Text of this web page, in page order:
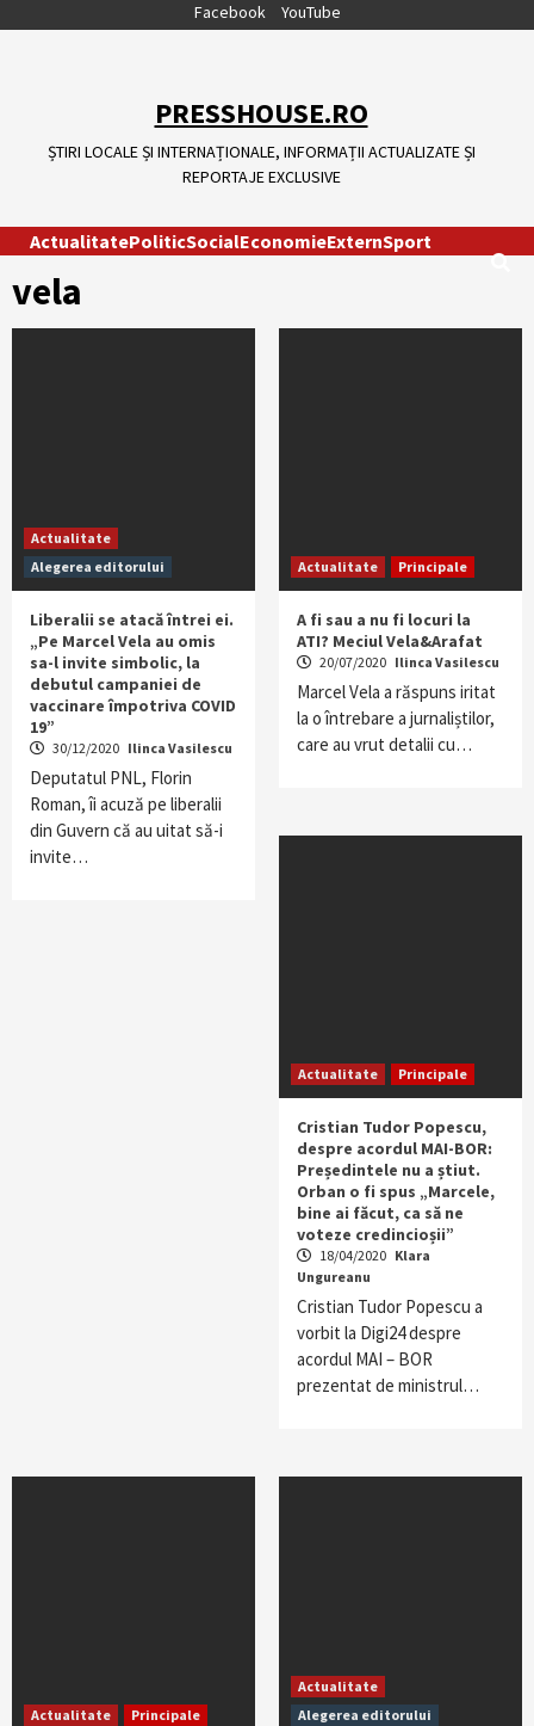
Facebook YouTube
PRESSHOUSE.RO
ȘTIRI LOCALE ȘI INTERNAȚIONALE, INFORMAȚII ACTUALIZATE ȘI
REPORTAJE EXCLUSIVE
ActualitatePoliticSocialEconomieExternSport
vela
Actualitate
Alegerea editorului
Liberalii se atacă întrei ei.
„Pe Marcel Vela au omis
sa-l invite simbolic, la
debutul campaniei de
vaccinare împotriva COVID
19”
30/12/2020 Ilinca Vasilescu
Deputatul PNL, Florin
Roman, îi acuză pe liberalii
din Guvern că au uitat să-i
invite…
Actualitate Principale
A fi sau a nu fi locuri la
ATI? Meciul Vela&Arafat
20/07/2020 Ilinca Vasilescu
Marcel Vela a răspuns iritat
la o întrebare a jurnaliștilor,
care au vrut detalii cu…
Actualitate Principale
Cristian Tudor Popescu,
despre acordul MAI-BOR:
Președintele nu a știut.
Orban o fi spus „Marcele,
bine ai făcut, ca să ne
voteze credincioșii”
18/04/2020 Klara
Ungureanu
Cristian Tudor Popescu a
vorbit la Digi24 despre
acordul MAI – BOR
prezentat de ministrul…
Actualitate Principale
Actualitate
Alegerea editorului